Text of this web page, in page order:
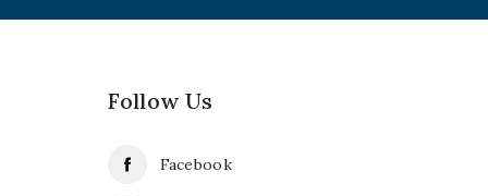
Follow Us
Facebook